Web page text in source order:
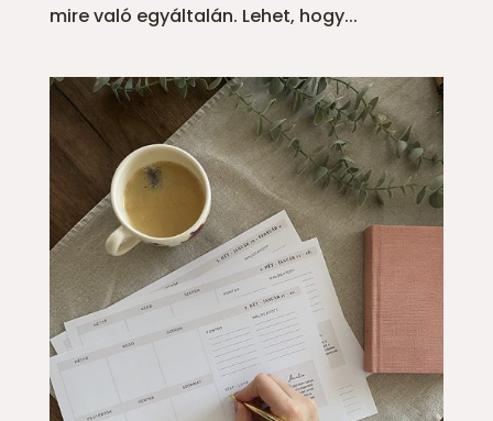
mire való egyáltalán. Lehet, hogy...